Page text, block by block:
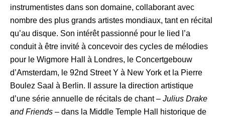
instrumentistes dans son domaine, collaborant avec
nombre des plus grands artistes mondiaux, tant en récital
qu’au disque. Son intérêt passionné pour le lied l’a
conduit à être invité à concevoir des cycles de mélodies
pour le Wigmore Hall à Londres, le Concertgebouw
d’Amsterdam, le 92nd Street Y à New York et la Pierre
Boulez Saal à Berlin. Il assure la direction artistique
d’une série annuelle de récitals de chant – Julius Drake
and Friends – dans la Middle Temple Hall historique de